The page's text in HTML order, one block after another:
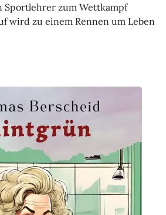
Sportlehrer zum Wettkampf
wird zu einem Rennen um Leben